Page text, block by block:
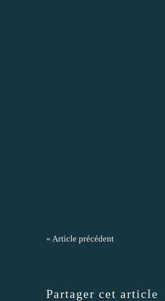
« Article précédent
Partager cet article